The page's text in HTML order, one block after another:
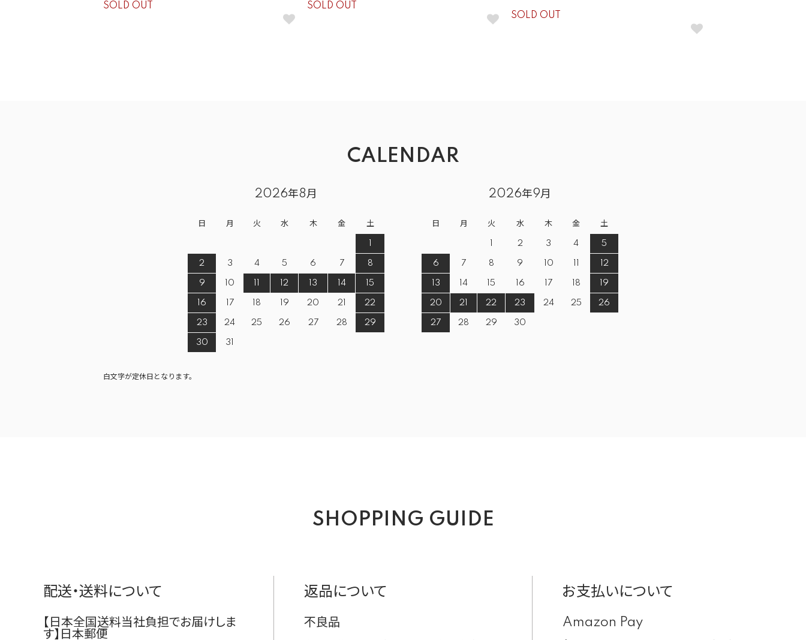
SOLD OUT SOLD OUT
SOLD OUT
CALENDAR
2026年8月
日 月 火 水 木 金 土
2 3 4 5 6 7 8
9 10 12 13 14 15
16 17 18 19 20 21 22
23 24 25 26 27 28 29
30 31
2026年9月
日 月 火 水 木 金 土
2 3 4 5
6 7 8 9 10 12
13 14 15 16 17 18 19
20 21 22 23 24 25 26
27 28 29 30
白文字が定休日となります。
SHOPPING GUIDE
配送・送料について
【日本全国送料当社負担でお届けしま
す】日本郵便
返品について
不良品
お支払いについて
Amazon Pay